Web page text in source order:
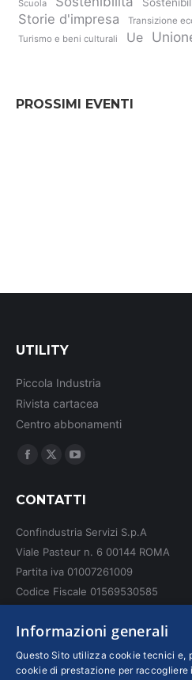
Scuola
Storie d'impresa
Transizione
Turismo e beni culturali
Ue
PROSSIMI EVENTI
UTILITY
Piccola Industria
Rivista cartacea
Centro abbonamenti
Ci puoi trovare su:
Facebook
opens
new
window
X
opens
window
opens
window
CONTATTI
Confindustria Servizi S.p.A
Viale Pasteur n. 6 00144 ROMA
Partita iva 01007261009
Codice Fiscale 01569530585
INFO LEGALI
Informazioni generali
Questo Sito utilizza cookie tecnici e,
cookie di prestazione per raccogliere